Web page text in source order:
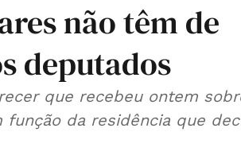
não têm de
deputados
que recebeu ontem
da residência que